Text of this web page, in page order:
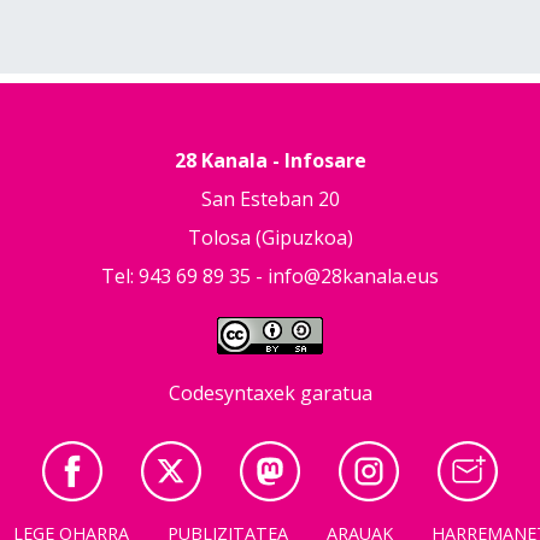
28 Kanala - Infosare
San Esteban 20
Tolosa (Gipuzkoa)
Tel: 943 69 89 35 - info@28kanala.eus
Codesyntaxek garatua
LEGE OHARRA PUBLIZITATEA ARAUAK